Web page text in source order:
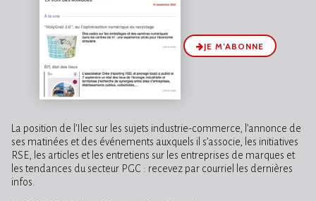
JE M’ABONNE
La position de l’Ilec sur les sujets industrie-commerce, l’annonce de
ses matinées et des événements auxquels il s’associe, les initiatives
RSE, les articles et les entretiens sur les entreprises de marques et
les tendances du secteur PGC : recevez par courriel les dernières
infos.